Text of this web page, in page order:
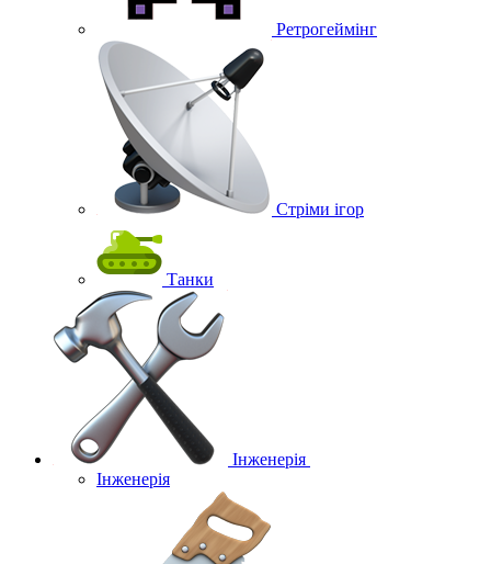
Ретрогеймінг
Стріми ігор
Танки
Інженерія
Інженерія